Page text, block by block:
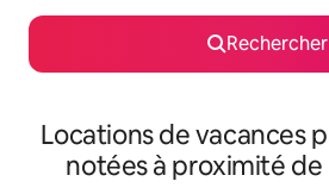
Rechercher
Locations de vacances
notées à proximité de